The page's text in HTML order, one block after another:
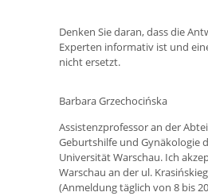
Denken Sie daran, dass die
Experten informativ ist und
nicht ersetzt.
Barbara Grzechocińska
Assistenzprofessor an der
Geburtshilfe und Gynäkologie
Universität Warschau. Ich
Warschau an der ul.
(Anmeldung täglich von 8 bis